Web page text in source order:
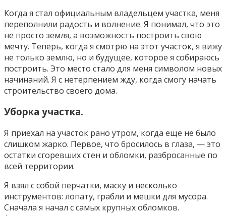
Когда я стал официальным владельцем участка, меня
переполнили радость и волнение. Я понимал, что это
не просто земля, а возможность построить свою
мечту. Теперь, когда я смотрю на этот участок, я вижу
не только землю, но и будущее, которое я собираюсь
построить. Это место стало для меня символом новых
начинаний. Я с нетерпением жду, когда смогу начать
строительство своего дома.
Уборка участка.
Я приехал на участок рано утром, когда еще не было
слишком жарко. Первое, что бросилось в глаза, — это
остатки сгоревших стен и обломки, разбросанные по
всей территории.
Я взял с собой перчатки, маску и несколько
инструментов: лопату, грабли и мешки для мусора.
Сначала я начал с самых крупных обломков.